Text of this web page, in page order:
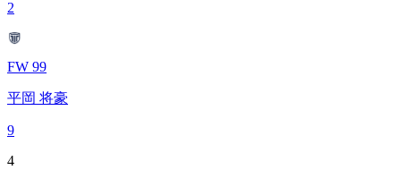
2
FW 99
平岡 将豪
9
4